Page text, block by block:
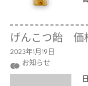
げんこつ飴 価
2023年1月19日
お知らせ